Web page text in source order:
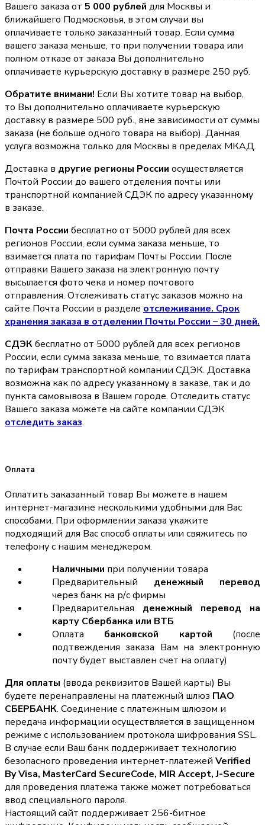
Вашего заказа от 5 000 рублей для Москвы и
ближайшего Подмосковья, в этом случаи вы
оплачиваете только заказанный товар. Если сумма
вашего заказа меньше, то при получении товара или
полном отказе от заказа Вы дополнительно
оплачиваете курьерскую доставку в размере 250 руб.
Обратите внимани! Если Вы хотите товар на выбор,
то Вы дополнительно оплачиваете курьерскую
доставку в размере 500 руб., вне зависимости от суммы
заказа (не больше одного товара на выбор). Данная
услуга возможна только для Москвы в пределах МКАД.
Доставка в другие регионы России осуществляется
Почтой России до вашего отделения почты или
транспортной компанией СДЭК по адресу указанному
в заказе.
Почта России бесплатно от 5000 рублей для всех
регионов России, если сумма заказа меньше, то
взимается плата по тарифам Почты России. После
отправки Вашего заказа на электронную почту
высылается фото чека и номер почтового
отправления. Отслеживать статус заказов можно на
сайте Почта России в разделе oтслеживание. Срок
хранения заказа в отделении Почты России – 30 дней.
СДЭКбесплатно от 5000 рублей для всех регионов
России, если сумма заказа меньше, то взимается плата
по тарифам транспортной компании СДЭК. Доставка
возможна как по адресу указанному в заказе, так и до
пункта самовывоза в Вашем городе. Отследить статус
Вашего заказа можете на сайте компании СДЭК
отследить заказ.
Оплата
Оплатить заказанный товар Вы можете в нашем
интернет-магазине несколькими удобными для Вас
способами. При оформлении заказа укажите
подходящий для Вас способ оплаты или свяжитесь по
телефону с нашим менеджером.
Наличными при получении товара
Предварительный денежный перевод
через банк на р/с фирмы
Предварительная денежный перевод на
карту Сбербанка или ВТБ
Оплата банковской картой (после
подтвеждения заказа Вам на электронную
почту будет выставлен счет на оплату)
Для оплаты (ввода реквизитов Вашей карты) Вы
будете перенаправлены на платежный шлюз ПАО
СБЕРБАНК. Соединение с платежным шлюзом и
передача информации осуществляется в защищенном
режиме с использованием протокола шифрования SSL.
В случае если Ваш банк поддерживает технологию
безопасного проведения интернет-платежей Verified
By Visa, MasterCard SecureCode, MIR Accept, J-Secure
для проведения платежа также может потребоваться
ввод специального пароля.
Настоящий сайт поддерживает 256-битное